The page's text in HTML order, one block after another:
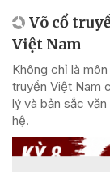
Võ cổ
Việt Nam
Không chỉ là
truyền Việt Nam
lý và bản sắc
hệ.